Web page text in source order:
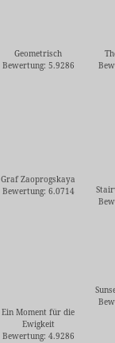
Geometrisch
Bewertung: 5.9286
Graf Zaoprogskaya
Bewertung: 6.0714
Ein Moment für die
Ewigkeit
Bewertung: 4.9286